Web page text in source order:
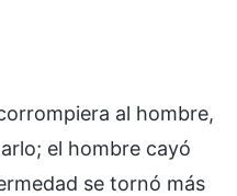
al hombre,
el hombre cayó
se tornó más